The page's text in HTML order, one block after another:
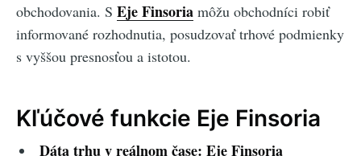
obchodovania. S Eje Finsoria môžu obchodníci robiť
informované rozhodnutia, posudzovať trhové podmienky
s vyššou presnosťou a istotou.
Kľúčové funkcie Eje Finsoria
Dáta trhu v reálnom čase: Eje Finsoria